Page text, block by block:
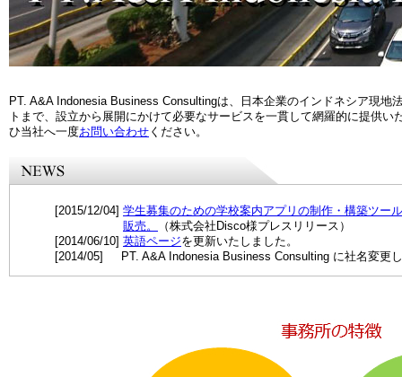
PT. A&A Indonesia Business Consultingは、日本企業のインドネシア現地
トまで、設立から展開にかけて必要なサービスを一貫して網羅的に提供
ひ当社へ一度お問い合わせ ください。
[2015/12/04] 学生募集のための学校案内アプリの制作・構築ツー
販売。
（株式会社Disco様プレスリリース）
[2014/06/10] 英語ページを更新いたしました。
[2014/05] PT. A&A Indonesia Business Consulting に社名変更